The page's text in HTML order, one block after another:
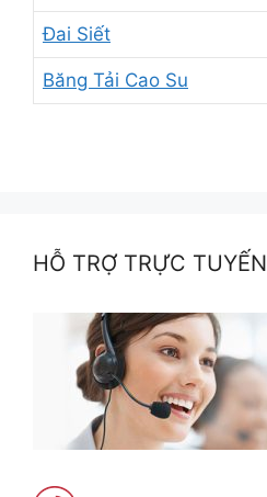
Đai Siết
Băng Tải Cao Su
HỖ TRỢ TRỰC TUYẾN